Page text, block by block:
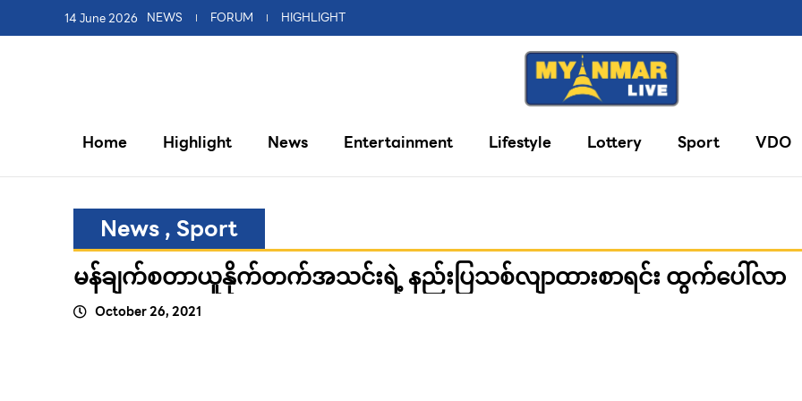
14 June 2026 NEWS FORUM HIGHLIGHT
Home Highlight News Entertainment Lifestyle Lottery Sport VDO
News, Sport
မန်ချက်စတာယူနိုက်တက်အသင်းရဲ့ နည်းပြသစ်လျာထားစာရင်း ထွက်ပေါ်လာ
October 26, 2021